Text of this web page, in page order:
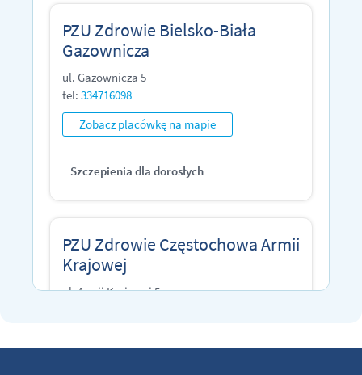
Kraków
Lublin
Toruń
Warszawa
PZU Zdrowie Bielsko-Biała
Gazownicza
ul. Gazownicza 5
tel: 334716098
Zobacz placówkę na mapie
Szczepienia dla dorosłych
PZU Zdrowie Częstochowa Armii
Krajowej
ul. Armii Krajowej 5